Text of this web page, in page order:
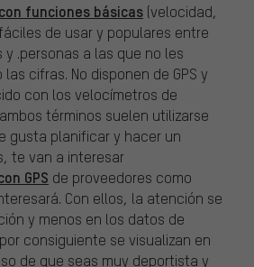
funciones básicas (velocidad,
de usar y populares entre
.personas a las que no les
cifras. No disponen de GPS y
con los velocímetros de
términos suelen utilizarse
gusta planificar y hacer un
te van a interesar
GPS de proveedores como
Con ellos, la atención se
y menos en los datos de
consiguiente se visualizan en
de que seas muy deportista y